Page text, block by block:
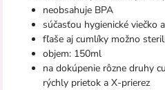
neobsahuje BPA
súčasťou hygienické viečko a
fľaše aj cumlíky možno
objem: 150ml
na dokúpenie rôzne druhy
rýchly prietok a X-prierez